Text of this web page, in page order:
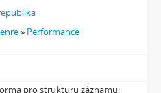
» Performance
pro strukturu záznamu: